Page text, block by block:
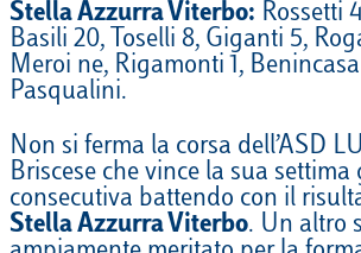
Stella Azzurra Viterbo: Rossetti
Basili 20, Toselli 8, Giganti 5,
Meroi ne, Rigamonti 1,
Pasqualini.
Non si ferma la corsa dell’ASD
Briscese che vince la sua settima
consecutiva battendo con il
Stella Azzurra Viterbo. Un altro